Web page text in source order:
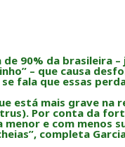
90% da brasileira
– que causa
fala que essas
está mais grave
Por conta da
e com
completa